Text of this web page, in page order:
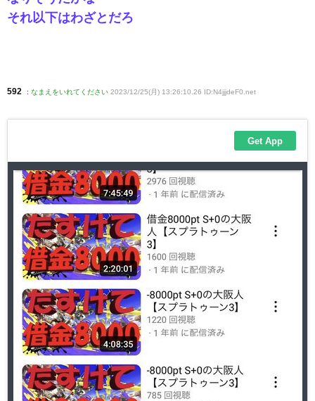
それ以下はわざとだろ
592 : なまえをいれてください 2023/12/25(月) 13:26:10.26 ID:N4jjjdeF0 .net